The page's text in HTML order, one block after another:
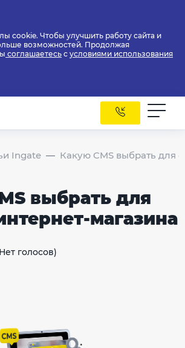
cookie. Чтобы улучшить работу сайта и
возможностей. Продолжая
соглашаетесь с условиями использования
Ingate Какую CMS выбрать для
выбрать для
магазина
голосов)